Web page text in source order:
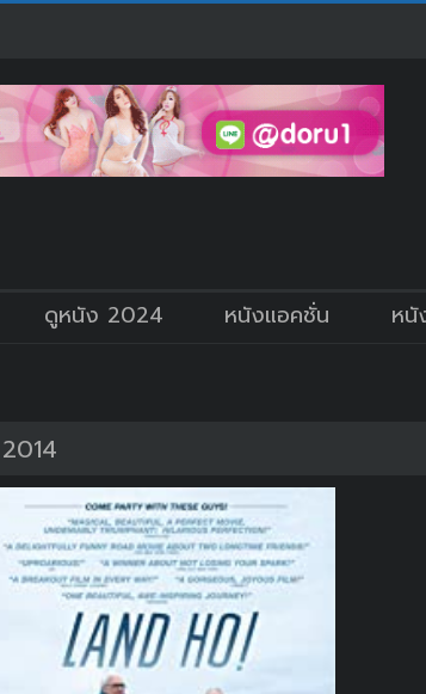
ดูหนัง 2024 หนังแอคชั่น หนั